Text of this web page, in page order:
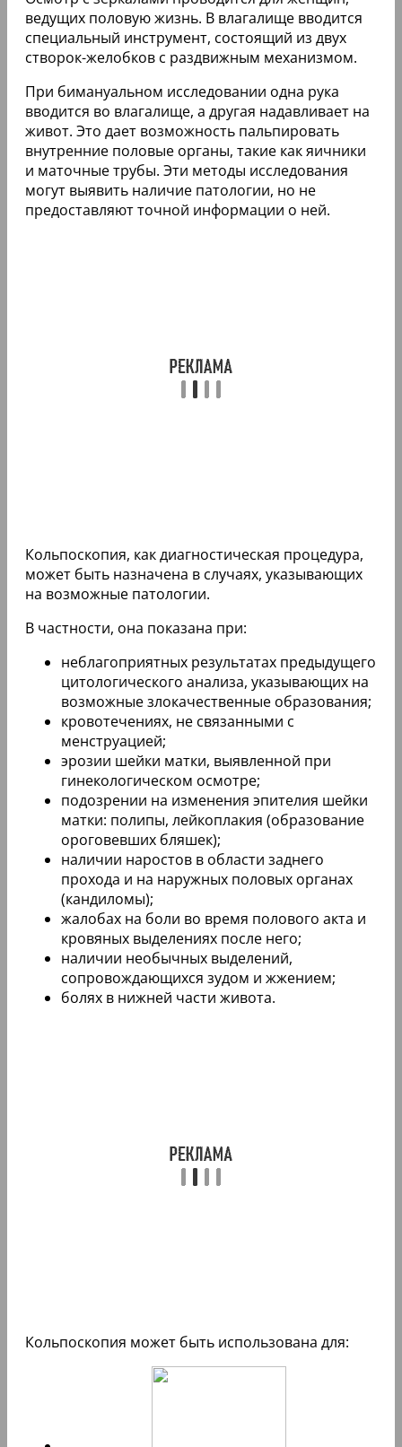
ведущих половую жизнь. В влагалище вводится
специальный инструмент, состоящий из двух
створок-желобков с раздвижным механизмом.
При бимануальном исследовании одна рука
вводится во влагалище, а другая надавливает на
живот. Это дает возможность пальпировать
внутренние половые органы, такие как яичники
и маточные трубы. Эти методы исследования
могут выявить наличие патологии, но не
предоставляют точной информации о ней.
Кольпоскопия, как диагностическая процедура,
может быть назначена в случаях, указывающих
на возможные патологии.
В частности, она показана при:
неблагоприятных результатах предыдущего
цитологического анализа, указывающих на
возможные злокачественные образования;
кровотечениях, не связанными с
менструацией;
эрозии шейки матки, выявленной при
гинекологическом осмотре;
подозрении на изменения эпителия шейки
матки: полипы, лейкоплакия (образование
ороговевших бляшек);
наличии наростов в области заднего
прохода и на наружных половых органах
(кандиломы);
жалобах на боли во время полового акта и
кровяных выделениях после него;
наличии необычных выделений,
сопровождающихся зудом и жжением;
болях в нижней части живота.
Кольпоскопия может быть использована для: